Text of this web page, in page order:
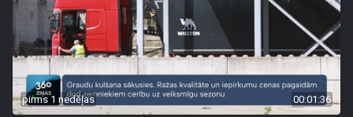
pirms 1 nedēļas 00:01:36